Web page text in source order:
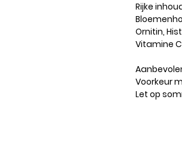
Rijke
Ornitin,
Vitamine
Voorkeur
Let op